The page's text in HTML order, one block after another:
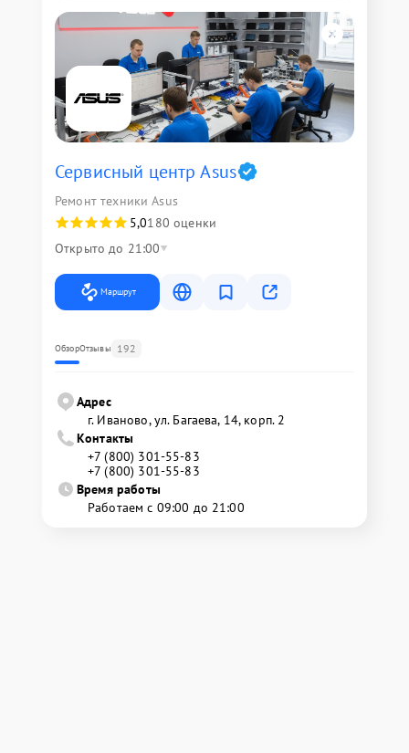
Сервисный центр Asus
Ремонт техники Asus
5,0180 оценки
Открыто до 21:00
Маршрут
ОбзорОтзывы 192
Адрес
г. Иваново, ул. Багаева, 14, корп. 2
Контакты
+7 (800) 301-55-83
+7 (800) 301-55-83
Время работы
Работаем с 09:00 до 21:00